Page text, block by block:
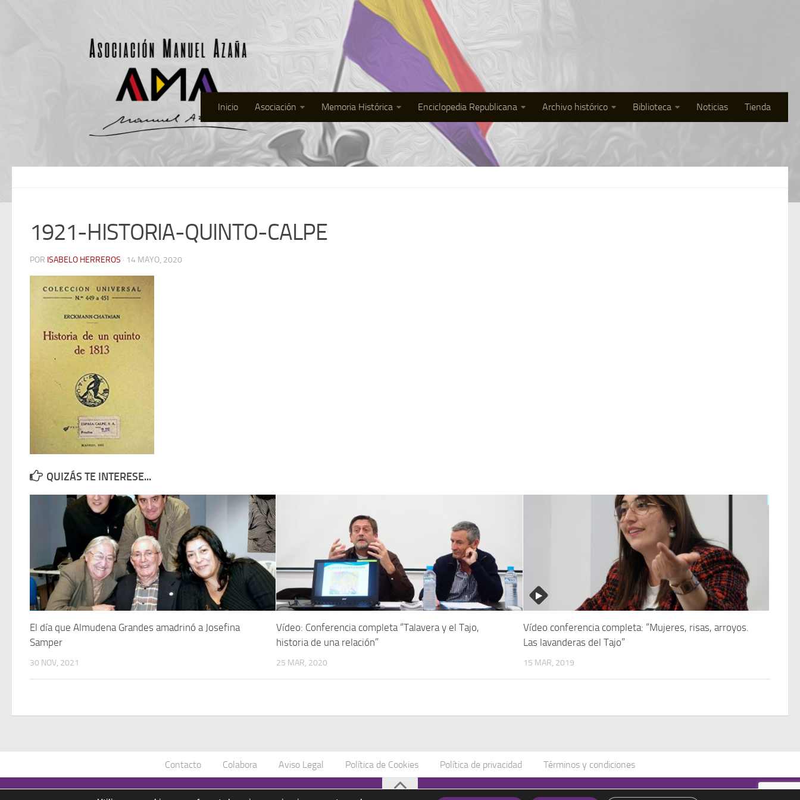
Inicio Asociación Memoria Histórica Enciclopedia Republicana Archivo histórico Biblioteca Noticias Tienda
1921-HISTORIA-QUINTO-CALPE
POR ISABELO HERREROS · 14 MAYO, 2020
QUIZÁS TE INTERESE...
El día que Almudena Grandes amadrinó a Josefina
Samper
30 NOV, 2021
Vídeo: Conferencia completa “Talavera y el Tajo,
historia de una relación”
25 MAR, 2020
Vídeo conferencia completa: “Mujeres, risas, arroyos.
Las lavanderas del Tajo”
15 MAR, 2019
Contacto Colabora Aviso Legal Política de Cookies Política de privacidad Términos y condiciones